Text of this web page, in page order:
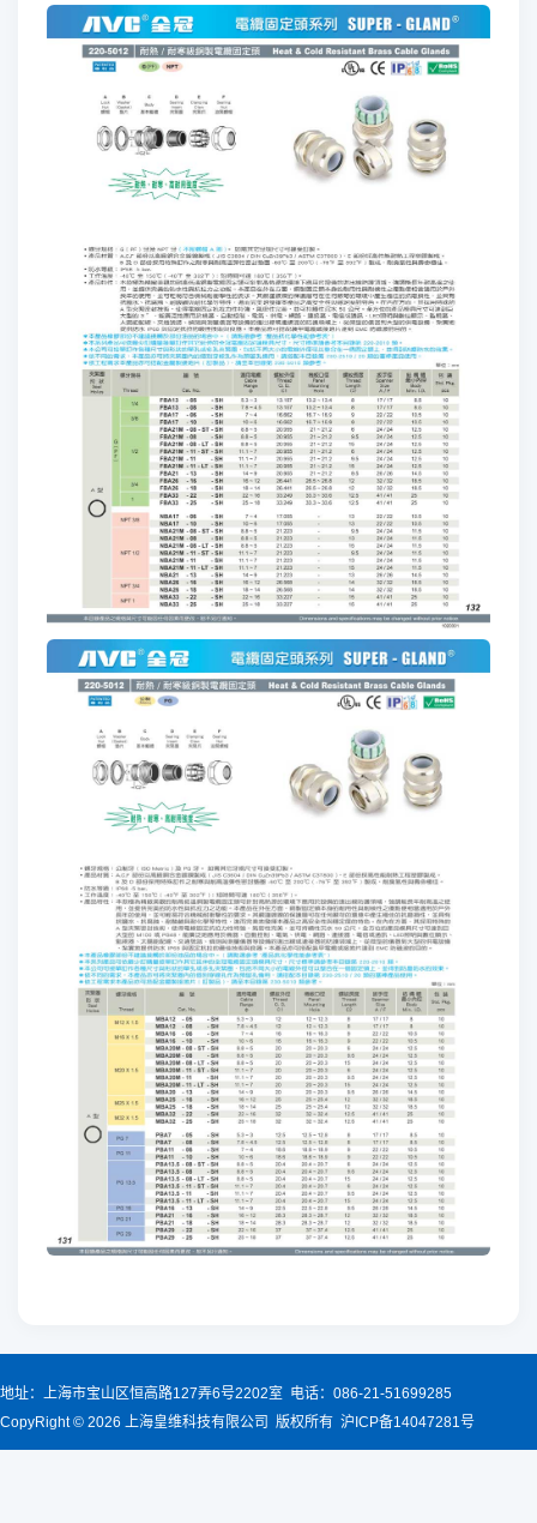
地址：上海市宝山区恒高路127弄6号2202室 电话：086-21-51699285
CopyRight © 2026 上海皇维科技有限公司 版权所有 沪ICP备14047281号